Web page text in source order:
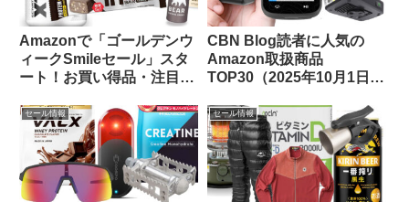
Amazonで「ゴールデンウ
ィークSmileセール」スタ
ート！お買い得品・注目品
ップしてご紹介します
CBN Blog読者に人気の
Amazon取扱商品
TOP30（2025年10月1日
セール情報 セール情報